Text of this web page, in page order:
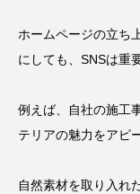
ホームページの立ち
にしても、SNSは重
例えば、自社の施工
テリアの魅力をアピ
自然素材を取り入れ